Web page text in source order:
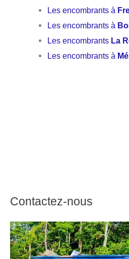
Les encombrants à
Les encombrants à
Les encombrants La
Les encombrants à
Contactez-nous